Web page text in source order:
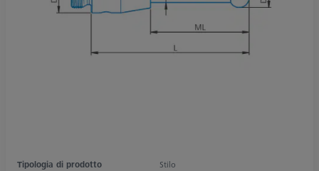
Tipologia di prodotto
Stilo